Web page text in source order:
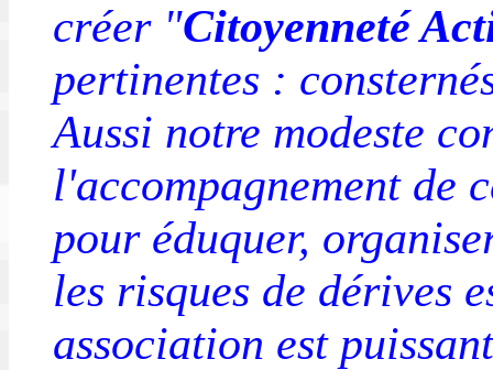
créer "Citoyenneté
pertinentes :
Aussi notre modeste
l'accompagnement de
pour éduquer,
les risques de dérives
association est